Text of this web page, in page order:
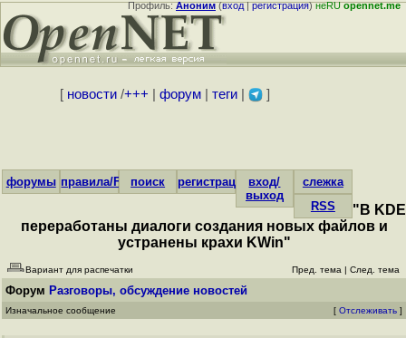
Профиль:Аноним(вход|регистрация)неRUopennet.me
[ новости/+++ форум| теги| ]
форумы правила/FAQпоиск регистрациявход/
выход
слежка
RSS
"В KDE
переработаны диалоги создания новых файлов и
устранены крахи KWin"
Вариант для распечатки Пред. тема | След. тема
Форум Разговоры, обсуждение новостей
Изначальное сообщение [ Отслеживать ]